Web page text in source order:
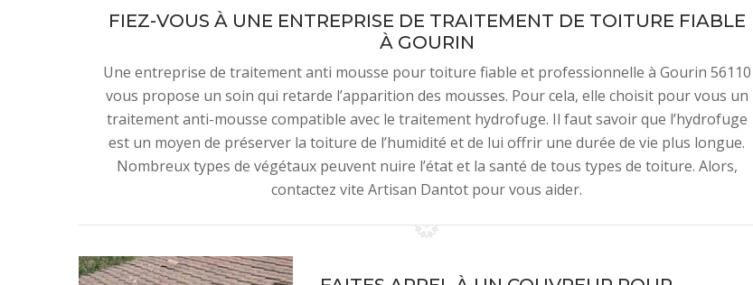
FIEZ-VOUS À UNE ENTREPRISE DE TRAITEMENT DE TOITURE FIABLE
À GOURIN
Une entreprise de traitement anti mousse pour toiture fiable et professionnelle à Gourin 56110
vous propose un soin qui retarde l’apparition des mousses. Pour cela, elle choisit pour vous un
traitement anti-mousse compatible avec le traitement hydrofuge. Il faut savoir que l’hydrofuge
est un moyen de préserver la toiture de l’humidité et de lui offrir une durée de vie plus longue.
Nombreux types de végétaux peuvent nuire l’état et la santé de tous types de toiture. Alors,
contactez vite Artisan Dantot pour vous aider.